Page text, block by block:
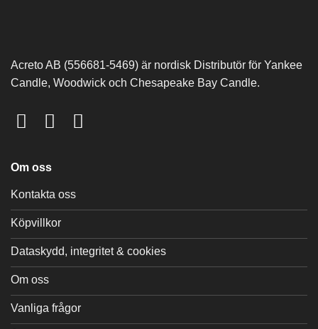
Acreto AB (556681-5469) är nordisk Distributör för Yankee
Candle, Woodwick och Chesapeake Bay Candle.
Om oss
Kontakta oss
Köpvillkor
Dataskydd, integritet & cookies
Om oss
Vanliga frågor